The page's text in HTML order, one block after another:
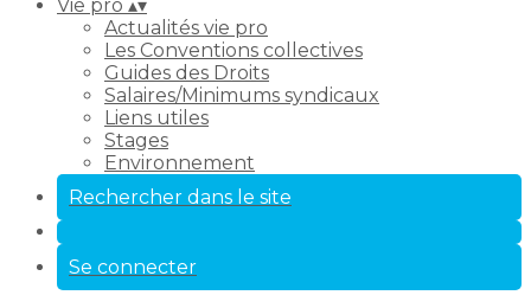
Vie pro ▴▾
Actualités vie pro
Les Conventions collectives
Guides des Droits
Salaires/Minimums syndicaux
Liens utiles
Stages
Environnement
Rechercher dans le site
Se connecter